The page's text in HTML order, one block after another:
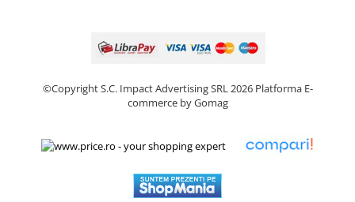
©Copyright S.C. Impact Advertising SRL 2026 Platforma E-
commerce by Gomag